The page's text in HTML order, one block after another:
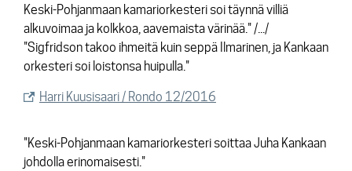
Keski-Pohjanmaan kamariorkesteri soi täynnä villiä
alkuvoimaa ja kolkkoa, aavemaista värinää." /.../
"Sigfridson takoo ihmeitä kuin seppä Ilmarinen, ja Kankaan
orkesteri soi loistonsa huipulla."
Harri Kuusisaari / Rondo 12/2016
"Keski-Pohjanmaan kamari­orkesteri soittaa Juha Kankaan
johdolla erinomaisesti."